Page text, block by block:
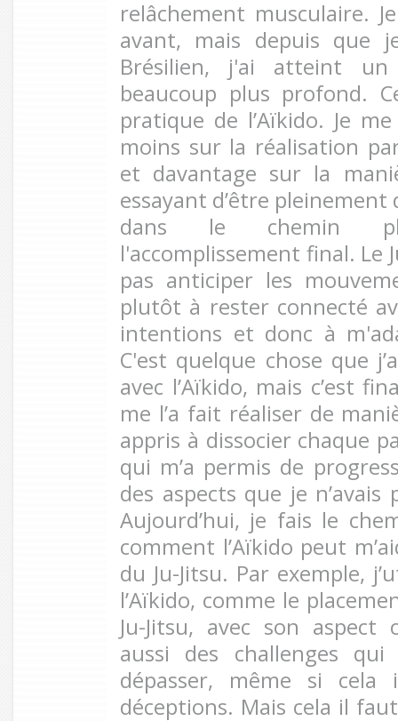
relâchement musculaire.
avant, mais depuis que
Brésilien, j'ai atteint
beaucoup plus profond.
pratique de l’Aïkido. Je
moins sur la réalisation
et davantage sur la
essayant d’être pleinement
dans le chemin
l'accomplissement final. Le
pas anticiper les
plutôt à rester connecté
intentions et donc à
C'est quelque chose que
avec l’Aïkido, mais c’est
me l’a fait réaliser de
appris à dissocier chaque
qui m’a permis de
des aspects que je n’avais
Aujourd’hui, je fais le
comment l’Aïkido peut
du Ju-Jitsu. Par exemple,
l’Aïkido, comme le
Ju-Jitsu, avec son aspect
aussi des challenges
dépasser, même si cela
déceptions. Mais cela il